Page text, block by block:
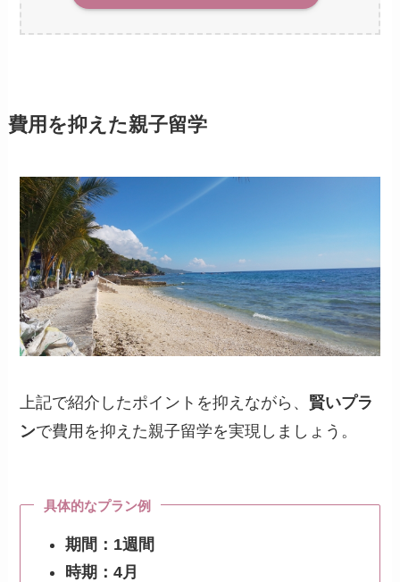
費用を抑えた親子留学
上記で紹介したポイントを抑えながら、 賢いプラ
ンで費用を抑えた親子留学を実現しましょう。
具体的なプラン例
期間：1週間
時期：4月